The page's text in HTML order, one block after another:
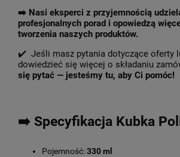
➡️ Nasi eksperci z przyjemnością
profesjonalnych porad i opowiedzą
tworzenia naszych produktów.
✔️ Jeśli masz pytania dotyczące oferty
dowiedzieć się więcej o składaniu
się pytać — jesteśmy tu, aby Ci pomóc!
➡️ Specyfikacja Kubka
Pojemność:330 ml